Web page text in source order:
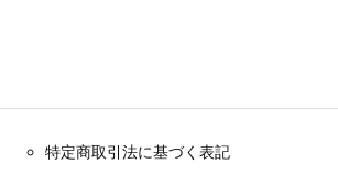
特定商取引法に基づく表記